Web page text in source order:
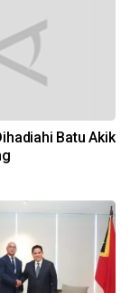
Batu Akik